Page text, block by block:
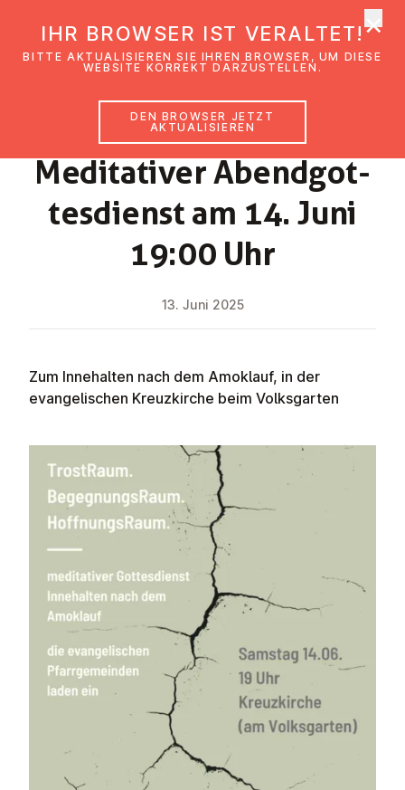
Me­di­ta­ti­ver Abend­got­
tes­dienst am 14. Juni
19:00 Uhr
NEWS
13. Juni 2025
Zum Innehalten nach dem Amoklauf, in der
evangelischen Kreuzkirche beim Volksgarten
IHR BROWSER IST VERALTET!
BITTE AKTUALISIEREN SIE IHREN BROWSER, UM DIESE
WEBSITE KORREKT DARZUSTELLEN.
DEN BROWSER JETZT
AKTUALISIEREN
×